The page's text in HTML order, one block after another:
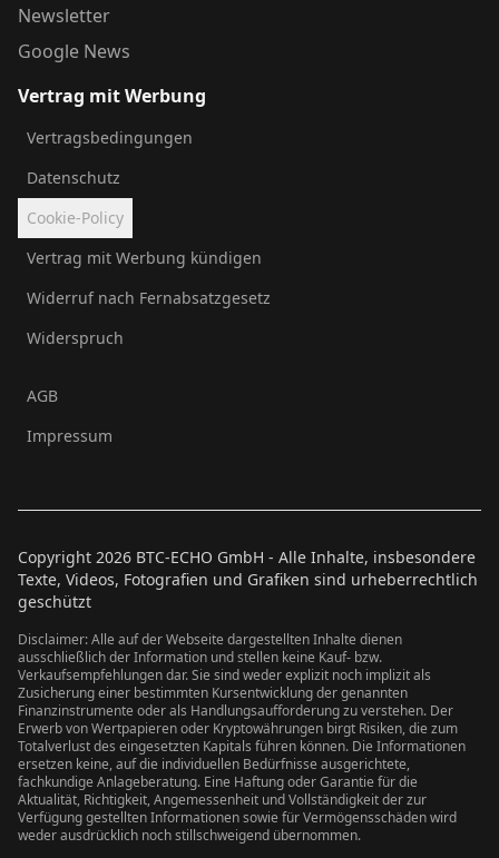
Newsletter
Google News
Vertrag mit Werbung
Vertragsbedingungen
Datenschutz
Cookie-Policy
Vertrag mit Werbung kündigen
Widerruf nach Fernabsatzgesetz
Widerspruch
AGB
Impressum
Copyright 2026 BTC-ECHO GmbH - Alle Inhalte, insbesondere
Texte, Videos, Fotografien und Grafiken sind urheberrechtlich
geschützt
Disclaimer: Alle auf der Webseite dargestellten Inhalte dienen
ausschließlich der Information und stellen keine Kauf- bzw.
Verkaufsempfehlungen dar. Sie sind weder explizit noch implizit als
Zusicherung einer bestimmten Kursentwicklung der genannten
Finanzinstrumente oder als Handlungsaufforderung zu verstehen. Der
Erwerb von Wertpapieren oder Kryptowährungen birgt Risiken, die zum
Totalverlust des eingesetzten Kapitals führen können. Die Informationen
ersetzen keine, auf die individuellen Bedürfnisse ausgerichtete,
fachkundige Anlageberatung. Eine Haftung oder Garantie für die
Aktualität, Richtigkeit, Angemessenheit und Vollständigkeit der zur
Verfügung gestellten Informationen sowie für Vermögensschäden wird
weder ausdrücklich noch stillschweigend übernommen.